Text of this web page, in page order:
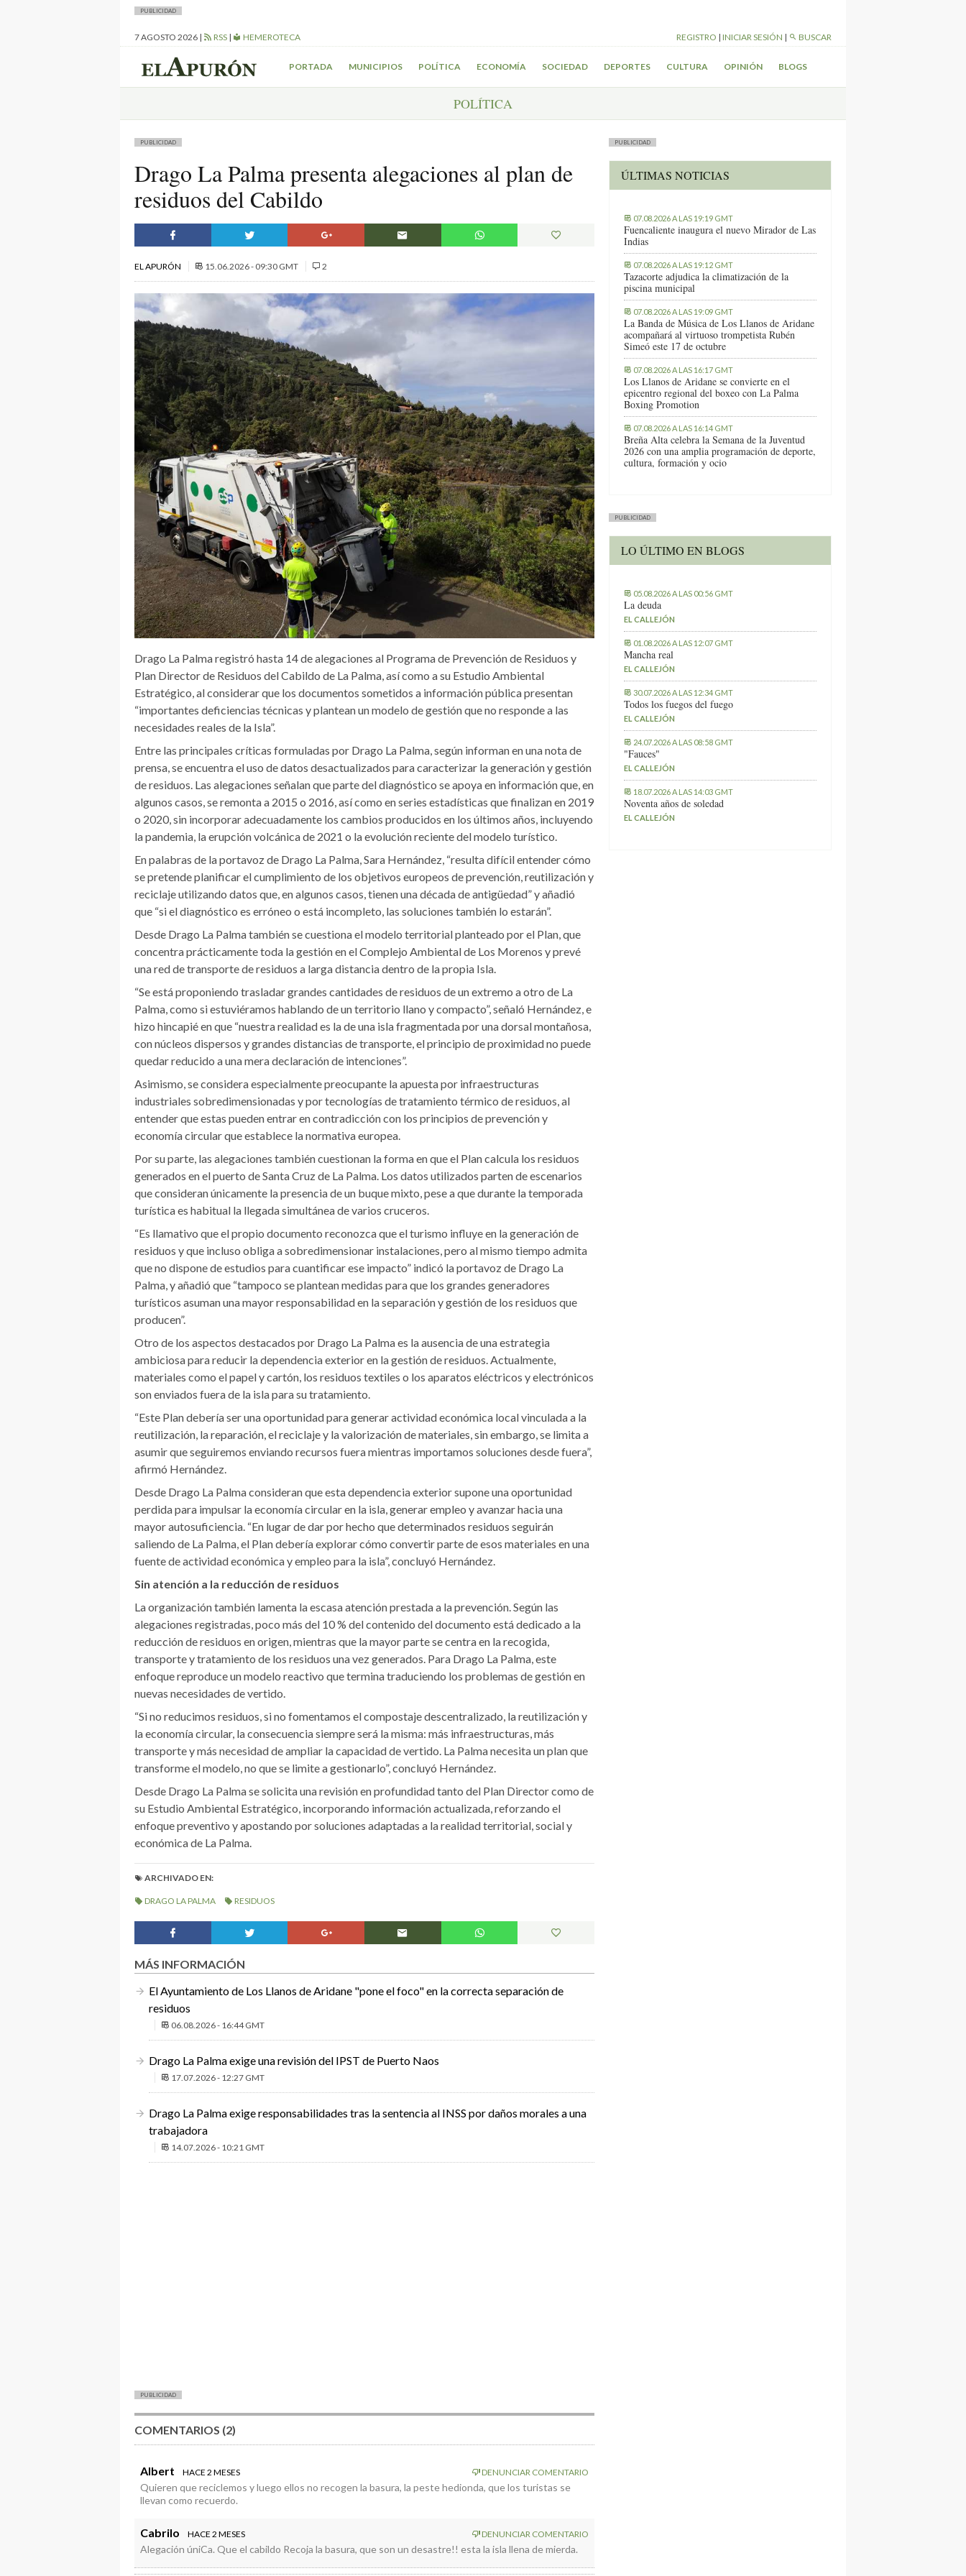
PUBLICIDAD
7 AGOSTO 2026 | RSS | HEMEROTECA REGISTRO | INICIAR SESIÓN | BUSCAR
PORTADA MUNICIPIOS POLÍTICA ECONOMÍA SOCIEDAD DEPORTES CULTURA OPINIÓN BLOGS
POLÍTICA
PUBLICIDAD
Drago La Palma presenta alegaciones al plan de
residuos del Cabildo
EL APURÓN 15.06.2026 - 09:30 GMT 2
Drago La Palma registró hasta 14 de alegaciones al Programa de Prevención de Residuos y
Plan Director de Residuos del Cabildo de La Palma, así como a su Estudio Ambiental
Estratégico, al considerar que los documentos sometidos a información pública presentan
“importantes deficiencias técnicas y plantean un modelo de gestión que no responde a las
necesidades reales de la Isla”.
Entre las principales críticas formuladas por Drago La Palma, según informan en una nota de
prensa, se encuentra el uso de datos desactualizados para caracterizar la generación y gestión
de residuos. Las alegaciones señalan que parte del diagnóstico se apoya en información que, en
algunos casos, se remonta a 2015 o 2016, así como en series estadísticas que finalizan en 2019
o 2020, sin incorporar adecuadamente los cambios producidos en los últimos años, incluyendo
la pandemia, la erupción volcánica de 2021 o la evolución reciente del modelo turístico.
En palabras de la portavoz de Drago La Palma, Sara Hernández, “resulta difícil entender cómo
se pretende planificar el cumplimiento de los objetivos europeos de prevención, reutilización y
reciclaje utilizando datos que, en algunos casos, tienen una década de antigüedad” y añadió
que “si el diagnóstico es erróneo o está incompleto, las soluciones también lo estarán”.
Desde Drago La Palma también se cuestiona el modelo territorial planteado por el Plan, que
concentra prácticamente toda la gestión en el Complejo Ambiental de Los Morenos y prevé
una red de transporte de residuos a larga distancia dentro de la propia Isla.
“Se está proponiendo trasladar grandes cantidades de residuos de un extremo a otro de La
Palma, como si estuviéramos hablando de un territorio llano y compacto”, señaló Hernández, e
hizo hincapié en que “nuestra realidad es la de una isla fragmentada por una dorsal montañosa,
con núcleos dispersos y grandes distancias de transporte, el principio de proximidad no puede
quedar reducido a una mera declaración de intenciones”.
Asimismo, se considera especialmente preocupante la apuesta por infraestructuras
industriales sobredimensionadas y por tecnologías de tratamiento térmico de residuos, al
entender que estas pueden entrar en contradicción con los principios de prevención y
economía circular que establece la normativa europea.
Por su parte, las alegaciones también cuestionan la forma en que el Plan calcula los residuos
generados en el puerto de Santa Cruz de La Palma. Los datos utilizados parten de escenarios
que consideran únicamente la presencia de un buque mixto, pese a que durante la temporada
turística es habitual la llegada simultánea de varios cruceros.
“Es llamativo que el propio documento reconozca que el turismo influye en la generación de
residuos y que incluso obliga a sobredimensionar instalaciones, pero al mismo tiempo admita
que no dispone de estudios para cuantificar ese impacto” indicó la portavoz de Drago La
Palma, y añadió que “tampoco se plantean medidas para que los grandes generadores
turísticos asuman una mayor responsabilidad en la separación y gestión de los residuos que
producen”.
Otro de los aspectos destacados por Drago La Palma es la ausencia de una estrategia
ambiciosa para reducir la dependencia exterior en la gestión de residuos. Actualmente,
materiales como el papel y cartón, los residuos textiles o los aparatos eléctricos y electrónicos
son enviados fuera de la isla para su tratamiento.
“Este Plan debería ser una oportunidad para generar actividad económica local vinculada a la
reutilización, la reparación, el reciclaje y la valorización de materiales, sin embargo, se limita a
asumir que seguiremos enviando recursos fuera mientras importamos soluciones desde fuera”,
afirmó Hernández.
Desde Drago La Palma consideran que esta dependencia exterior supone una oportunidad
perdida para impulsar la economía circular en la isla, generar empleo y avanzar hacia una
mayor autosuficiencia. “En lugar de dar por hecho que determinados residuos seguirán
saliendo de La Palma, el Plan debería explorar cómo convertir parte de esos materiales en una
fuente de actividad económica y empleo para la isla”, concluyó Hernández.
Sin atención a la reducción de residuos
La organización también lamenta la escasa atención prestada a la prevención. Según las
alegaciones registradas, poco más del 10 % del contenido del documento está dedicado a la
reducción de residuos en origen, mientras que la mayor parte se centra en la recogida,
transporte y tratamiento de los residuos una vez generados. Para Drago La Palma, este
enfoque reproduce un modelo reactivo que termina traduciendo los problemas de gestión en
nuevas necesidades de vertido.
“Si no reducimos residuos, si no fomentamos el compostaje descentralizado, la reutilización y
la economía circular, la consecuencia siempre será la misma: más infraestructuras, más
transporte y más necesidad de ampliar la capacidad de vertido. La Palma necesita un plan que
transforme el modelo, no que se limite a gestionarlo”, concluyó Hernández.
Desde Drago La Palma se solicita una revisión en profundidad tanto del Plan Director como de
su Estudio Ambiental Estratégico, incorporando información actualizada, reforzando el
enfoque preventivo y apostando por soluciones adaptadas a la realidad territorial, social y
económica de La Palma.
ARCHIVADO EN:
DRAGO LA PALMA RESIDUOS
MÁS INFORMACIÓN
El Ayuntamiento de Los Llanos de Aridane "pone el foco" en la correcta separación de
residuos
06.08.2026 - 16:44 GMT
Drago La Palma exige una revisión del IPST de Puerto Naos
17.07.2026 - 12:27 GMT
Drago La Palma exige responsabilidades tras la sentencia al INSS por daños morales a una
trabajadora
14.07.2026 - 10:21 GMT
PUBLICIDAD
COMENTARIOS (2)
Albert HACE 2 MESES DENUNCIAR COMENTARIO
Quieren que reciclemos y luego ellos no recogen la basura, la peste hedionda, que los turistas se
llevan como recuerdo.
Cabrilo HACE 2 MESES DENUNCIAR COMENTARIO
Alegación úniCa. Que el cabildo Recoja la basura, que son un desastre!! esta la isla llena de mierda.
PUBLICIDAD
ÚLTIMAS NOTICIAS
07.08.2026 A LAS 19:19 GMT
Fuencaliente inaugura el nuevo Mirador de Las
Indias
07.08.2026 A LAS 19:12 GMT
Tazacorte adjudica la climatización de la
piscina municipal
07.08.2026 A LAS 19:09 GMT
La Banda de Música de Los Llanos de Aridane
acompañará al virtuoso trompetista Rubén
Simeó este 17 de octubre
07.08.2026 A LAS 16:17 GMT
Los Llanos de Aridane se convierte en el
epicentro regional del boxeo con La Palma
Boxing Promotion
07.08.2026 A LAS 16:14 GMT
Breña Alta celebra la Semana de la Juventud
2026 con una amplia programación de deporte,
cultura, formación y ocio
PUBLICIDAD
LO ÚLTIMO EN BLOGS
05.08.2026 A LAS 00:56 GMT
La deuda
EL CALLEJÓN
01.08.2026 A LAS 12:07 GMT
Mancha real
EL CALLEJÓN
30.07.2026 A LAS 12:34 GMT
Todos los fuegos del fuego
EL CALLEJÓN
24.07.2026 A LAS 08:58 GMT
"Fauces"
EL CALLEJÓN
18.07.2026 A LAS 14:03 GMT
Noventa años de soledad
EL CALLEJÓN